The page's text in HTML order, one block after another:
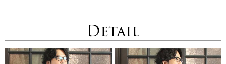
Detail